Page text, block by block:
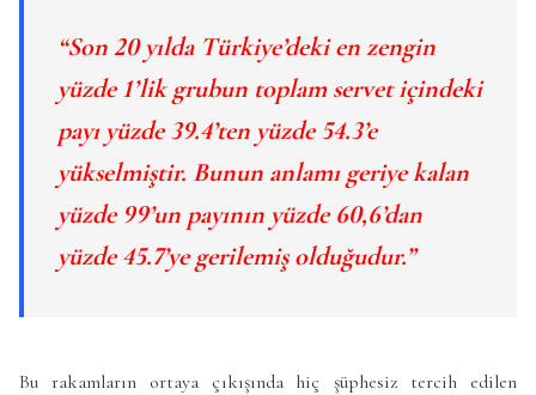
“Son 20 yılda Türkiye’deki en zengin
yüzde 1’lik grubun toplam servet içindeki
payı yüzde 39.4’ten yüzde 54.3’e
yükselmiştir. Bunun anlamı geriye kalan
yüzde 99’un payının yüzde 60,6’dan
yüzde 45.7’ye gerilemiş olduğudur.”
Bu rakamların ortaya çıkışında hiç şüphesiz tercih edilen